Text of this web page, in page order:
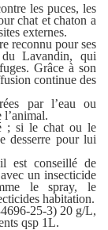
les puces, les
chat et chaton a
externes.
reconnu pour ses
du Lavandin, qui
Grâce à son
continue des
par l’eau ou
l’animal.
; si le chat ou le
desserre pour lui
il est conseillé de
un insecticide
le spray, le
habitation.
25-3) 20 g/L,
qsp 1L.